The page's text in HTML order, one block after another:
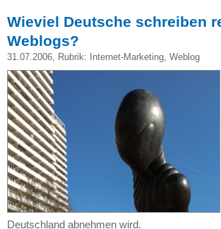
Wieviel Deutsche schreiben
Weblogs?
31.07.2006, Rubrik: Internet-Marketing, Weblog
Deutschland abnehmen wird.